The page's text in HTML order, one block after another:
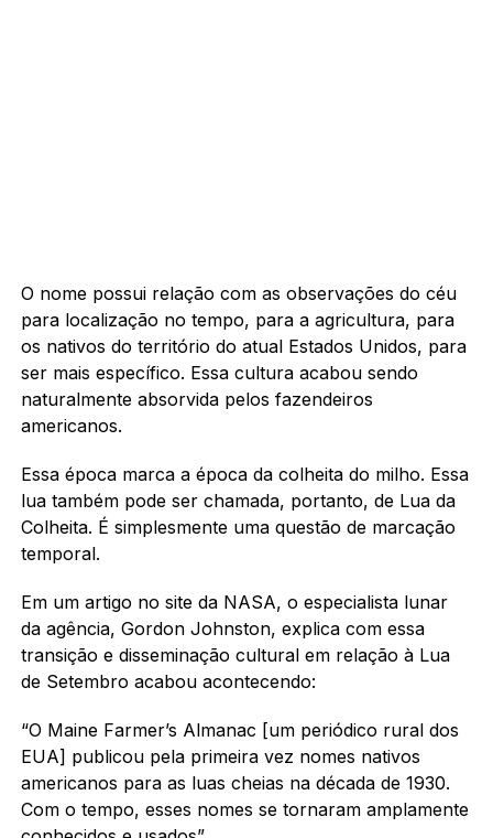
O nome possui relação com as observações do céu
para localização no tempo, para a agricultura, para
os nativos do território do atual Estados Unidos, para
ser mais específico. Essa cultura acabou sendo
naturalmente absorvida pelos fazendeiros
americanos.
Essa época marca a época da colheita do milho. Essa
lua também pode ser chamada, portanto, de Lua da
Colheita. É simplesmente uma questão de marcação
temporal.
Em um artigo no site da NASA, o especialista lunar
da agência, Gordon Johnston, explica com essa
transição e disseminação cultural em relação à Lua
de Setembro acabou acontecendo:
“O Maine Farmer’s Almanac [um periódico rural dos
EUA] publicou pela primeira vez nomes nativos
americanos para as luas cheias na década de 1930.
Com o tempo, esses nomes se tornaram amplamente